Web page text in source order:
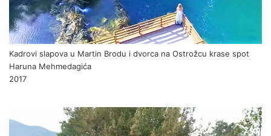
Kadrovi slapova u Martin Brodu i dvorca na Ostrožcu krase spot
Haruna Mehmedagića
2017